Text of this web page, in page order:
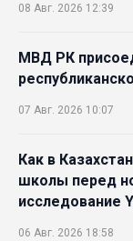
08 Авг. 2026 12:39
МВД РК
07 Авг. 2026 10:07
Как в
школы перед
исследование
06 Авг. 2026 18:58